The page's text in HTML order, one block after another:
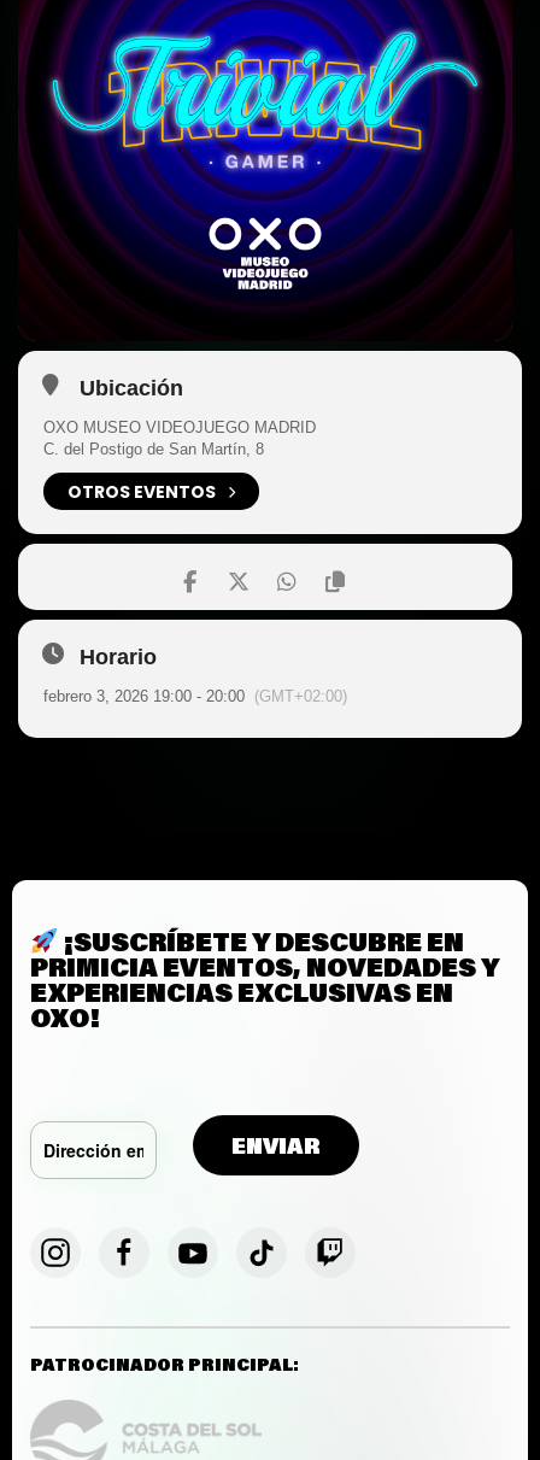
Ubicación
OXO MUSEO VIDEOJUEGO MADRID
C. del Postigo de San Martín, 8
OTROS EVENTOS
Horario
febrero 3, 2026 19:00 - 20:00 (GMT+02:00)
¡SUSCRÍBETE Y DESCUBRE EN
PRIMICIA EVENTOS, NOVEDADES Y
EXPERIENCIAS EXCLUSIVAS EN
OXO!
PATROCINADOR PRINCIPAL: